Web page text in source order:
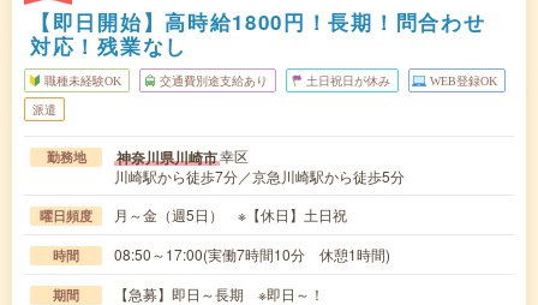
【即日開始】高時給1800円！長期！問合わせ
対応！残業なし
職種未経験OK 交通費別途支給あり 土日祝日が休み WEB登録OK
派遣
勤務地 神奈川県川崎市幸区
川崎駅から徒歩7分／京急川崎駅から徒歩5分
曜日頻度 月～金（週5日） ※【休日】土日祝
時間 08:50～17:00(実働7時間10分 休憩1時間)
期間 【急募】即日～長期 ※即日～！